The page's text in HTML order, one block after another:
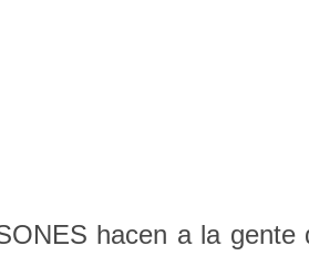
hacen a la gente